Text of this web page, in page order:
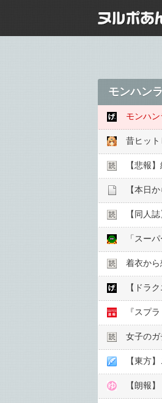
モンハン
モンハ
昔ヒッ
【悲報
【同人
「スー
着衣か
【ドラ
『スプ
女子の
【東方
【朗報